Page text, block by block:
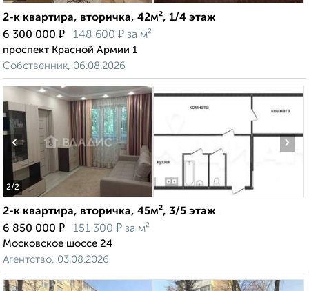
2-к квартира, вторичка, 42м², 1/4 этаж
6 300 000 ₽ 148 600 ₽ за м²
проспект Красной Армии 1
Собственник, 06.08.2026
2/2
‹ ›
2-к квартира, вторичка, 45м², 3/5 этаж
6 850 000 ₽ 151 300 ₽ за м²
Московское шоссе 24
Агентство, 03.08.2026